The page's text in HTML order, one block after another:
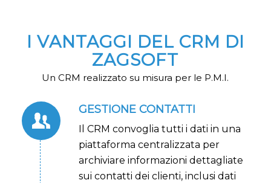
I VANTAGGI DEL CRM DI
ZAGSOFT
Un CRM realizzato su misura per le P.M.I.
GESTIONE CONTATTI
Il CRM convoglia tutti i dati in una
piattaforma centralizzata per
archiviare informazioni dettagliate
sui contatti dei clienti, inclusi dati